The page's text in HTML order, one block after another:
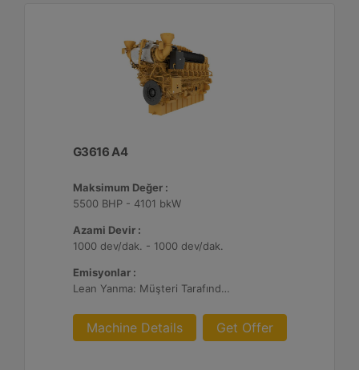
G3616 A4
Maksimum Değer :
5500 BHP - 4101 bkW
Azami Devir :
1000 dev/dak. - 1000 dev/dak.
Emisyonlar :
Lean Yanma: Müşteri Tarafından Sağlanan Atık Arıtma ile NSPS Saha Uyumluluğuna Sahiptir, 0,3 g ve 0,5 g/bhp-sa. NOx
Machine Details Get Offer